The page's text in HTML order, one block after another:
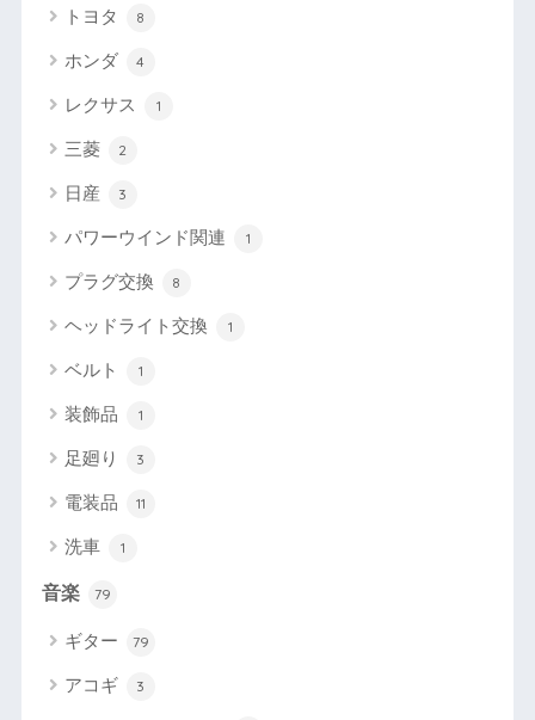
トヨタ 8
ホンダ 4
レクサス 1
三菱 2
日産 3
パワーウインド関連 1
プラグ交換 8
ヘッドライト交換 1
ベルト 1
装飾品 1
足廻り 3
電装品 11
洗車 1
音楽 79
ギター 79
アコギ 3